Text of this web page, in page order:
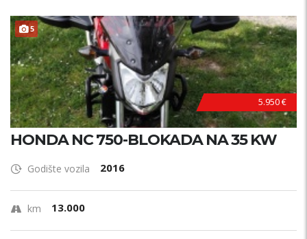
Godina proizvodnje
Od
Do
Cijena
Kilometraža
5
5.950 €
HONDA NC 750-BLOKADA NA 35 KW
Godište vozila 2016
km 13.000